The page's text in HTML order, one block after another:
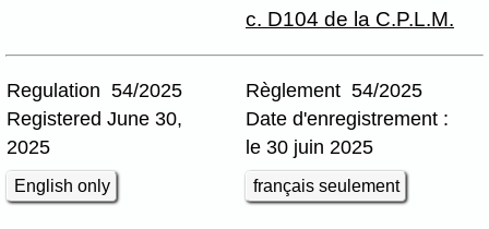
c. D104 de la C.P.L.M.
Regulation 54/2025
Registered June 30,
2025
English only
Règlement 54/2025
Date d'enregistrement :
le 30 juin 2025
français seulement